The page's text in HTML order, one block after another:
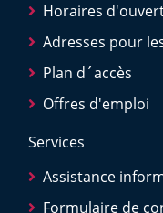
Horaires
Adresses pour
Plan d´accès
Offres d'emploi
Services
Assistance
Formulaire de